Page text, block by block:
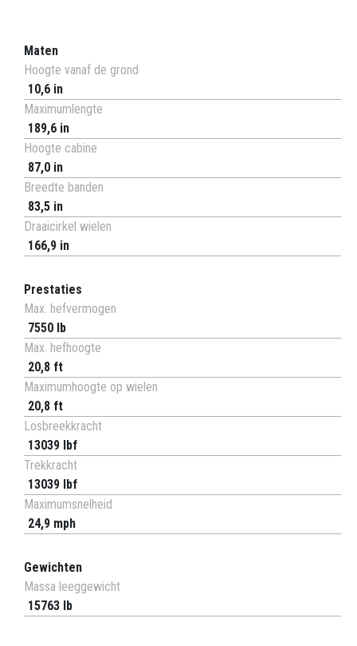
Maten
Hoogte vanaf de grond
10,6 in
Maximumlengte
189,6 in
Hoogte cabine
87,0 in
Breedte banden
83,5 in
Draaicirkel wielen
166,9 in
Prestaties
Max. hefvermogen
7550 lb
Max. hefhoogte
20,8 ft
Maximumhoogte op wielen
20,8 ft
Losbreekkracht
13039 lbf
Trekkracht
13039 lbf
Maximumsnelheid
24,9 mph
Gewichten
Massa leeggewicht
15763 lb